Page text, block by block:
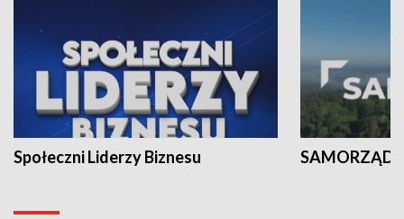
Społeczni Liderzy Biznesu SAMORZĄD